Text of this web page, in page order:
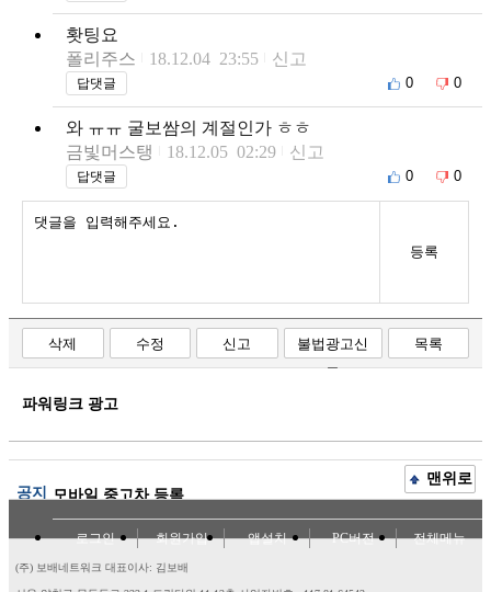
홧팅요
폴리주스
18.12.04 23:55 신고
답댓글 0 0
와 ㅠㅠ 굴보쌈의 계절인가 ㅎㅎ
금빛머스탱
18.12.05 02:29 신고
답댓글 0 0
등록
삭제 수정 신고
불법광고신
고
목록
파워링크 광고
공지 모바일 중고차 등록
맨위로
로그인 회원가입 앱설치 PC버전 전체메뉴
(주) 보배네트워크 대표이사: 김보배